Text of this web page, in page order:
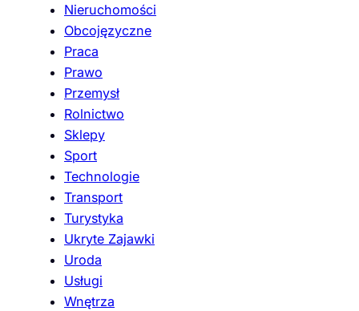
Nieruchomości
Obcojęzyczne
Praca
Prawo
Przemysł
Rolnictwo
Sklepy
Sport
Technologie
Transport
Turystyka
Ukryte Zajawki
Uroda
Usługi
Wnętrza